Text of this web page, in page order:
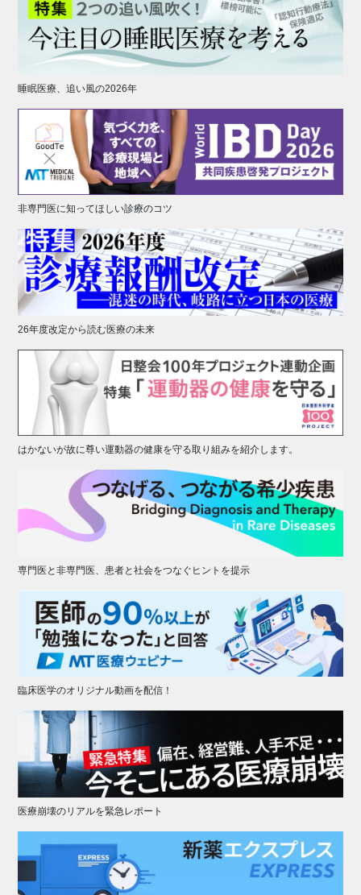
睡眠医療、追い風の2026年
非専門医に知ってほしい診療のコツ
26年度改定から読む医療の未来
はかないが故に尊い運動器の健康を守る取り組みを紹介します。
専門医と非専門医、患者と社会をつなぐヒントを提示
臨床医学のオリジナル動画を配信！
医療崩壊のリアルを緊急レポート